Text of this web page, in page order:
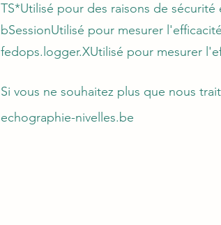
TS*Utilisé pour des raisons de
bSessionUtilisé pour mesurer
fedops.logger.XUtilisé pour mesurer
Si vous ne souhaitez plus que nous
echographie-nivelles.be